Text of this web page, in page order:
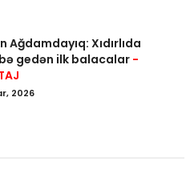
Ağdamdayıq: Xıdırlıda
gedən ilk balacalar -
2026